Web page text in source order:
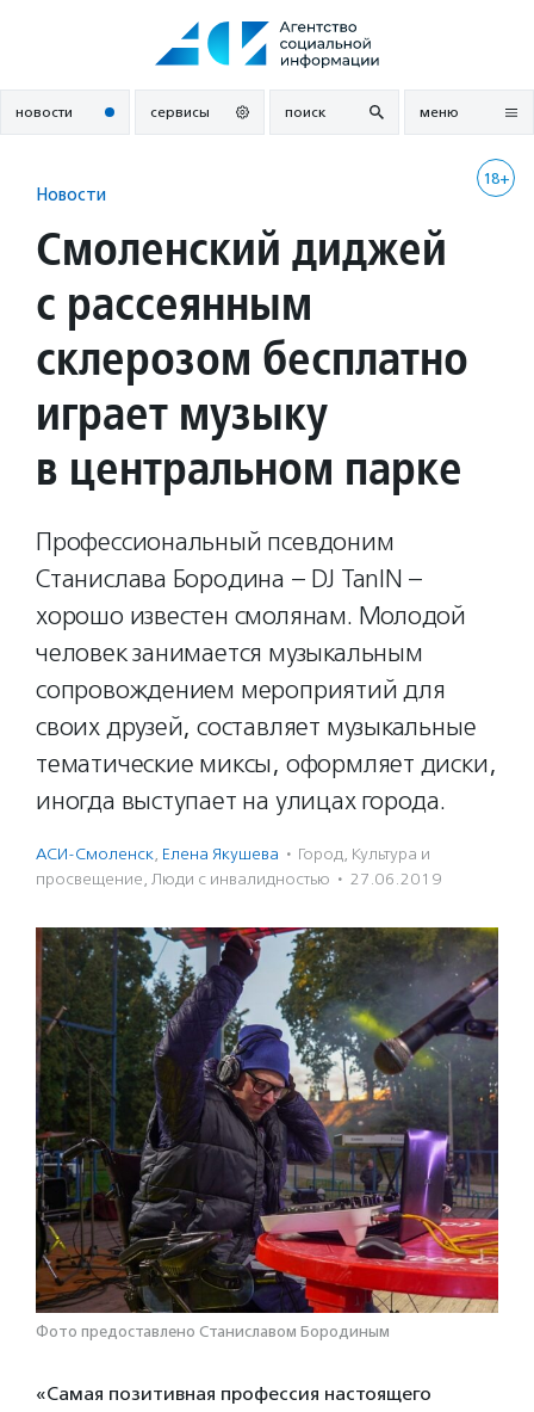
новости сервисы поиск меню
18+
Новости
Смоленский диджей
с рассеянным
склерозом бесплатно
играет музыку
в центральном парке
Профессиональный псевдоним
Станислава Бородина – DJ TanIN –
хорошо известен смолянам. Молодой
человек занимается музыкальным
сопровождением мероприятий для
своих друзей, составляет музыкальные
тематические миксы, оформляет диски,
иногда выступает на улицах города.
АСИ-Смоленск, Елена Якушева · Город, Культура и
просвещение, Люди с инвалидностью · 27.06.2019
Фото предоставлено Станиславом Бородиным
«Самая позитивная профессия настоящего